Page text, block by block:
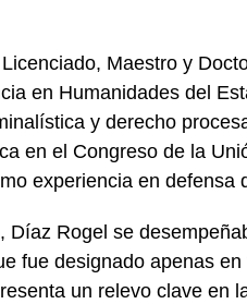
Maestro y
en Humanidades del
y derecho
en el Congreso de la
experiencia en defensa
Díaz Rogel se
fue designado apenas
un relevo clave en